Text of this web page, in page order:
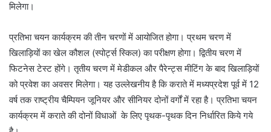
मिलेगा।
प्रतिभा चयन कार्यक्रम की तीन चरणों में आयोजित होगा। प्रथम चरण में
खिलाड़ियों का खेल कौशल (स्पोर्ट्स स्किल) का परीक्षण होगा। द्वितीय चरण में
फिटनेस टेस्ट होंगे। तृतीय चरण में मेडीकल और पैरेन्ट्स मीटिंग के बाद खिलाड़ियों
को प्रवेश का अवसर मिलेगा। यह उल्लेखनीय है कि कराते में मध्यप्रदेश पूर्व में 12
वर्ष तक राष्ट्रीय चैम्पियन जूनियर और सीनियर दोनों वर्गों में रहा है। प्रतिभा चयन
कार्यक्रम में कराते की दोनों विधाओं के लिए पृथक-पृथक दिन निर्धारित किये गये